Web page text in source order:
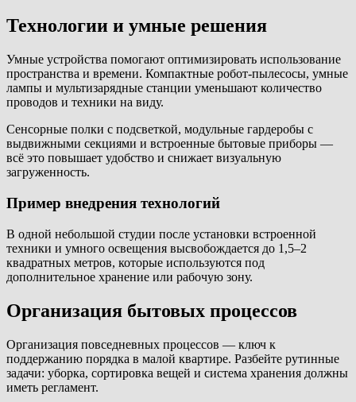
Технологии и умные решения
Умные устройства помогают оптимизировать использование
пространства и времени. Компактные робот-пылесосы, умные
лампы и мультизарядные станции уменьшают количество
проводов и техники на виду.
Сенсорные полки с подсветкой, модульные гардеробы с
выдвижными секциями и встроенные бытовые приборы —
всё это повышает удобство и снижает визуальную
загруженность.
Пример внедрения технологий
В одной небольшой студии после установки встроенной
техники и умного освещения высвобождается до 1,5–2
квадратных метров, которые используются под
дополнительное хранение или рабочую зону.
Организация бытовых процессов
Организация повседневных процессов — ключ к
поддержанию порядка в малой квартире. Разбейте рутинные
задачи: уборка, сортировка вещей и система хранения должны
иметь регламент.